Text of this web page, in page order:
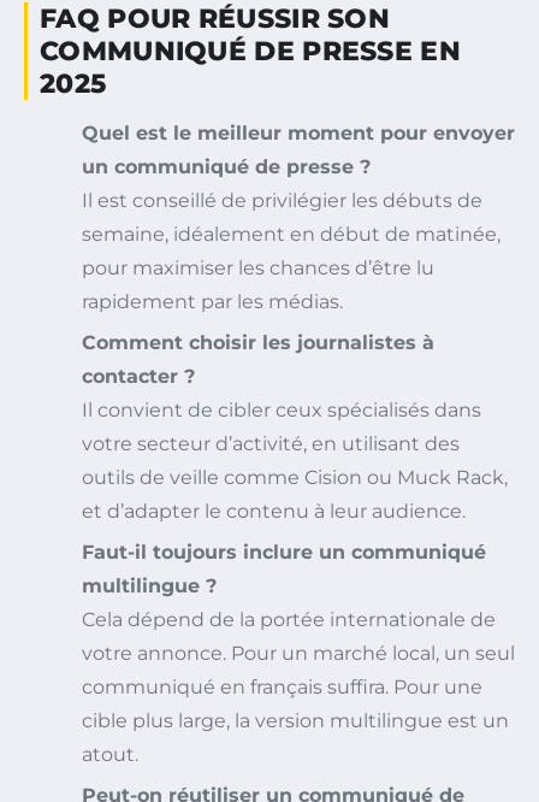
FAQ POUR RÉUSSIR SON
COMMUNIQUÉ DE PRESSE EN
2025
Quel est le meilleur moment pour envoyer
un communiqué de presse ?
Il est conseillé de privilégier les débuts de
semaine, idéalement en début de matinée,
pour maximiser les chances d’être lu
rapidement par les médias.
Comment choisir les journalistes à
contacter ?
Il convient de cibler ceux spécialisés dans
votre secteur d’activité, en utilisant des
outils de veille comme Cision ou Muck Rack,
et d’adapter le contenu à leur audience.
Faut-il toujours inclure un communiqué
multilingue ?
Cela dépend de la portée internationale de
votre annonce. Pour un marché local, un seul
communiqué en français suffira. Pour une
cible plus large, la version multilingue est un
atout.
Peut-on réutiliser un communiqué de